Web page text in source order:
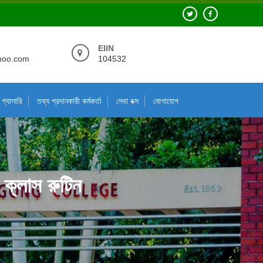
EIIN
104532
গ্যালারি তথ্য প্রদানকারী কর্মকর্তা সেবা বক্স যোগাযোগ
ক্লাস রুটিন